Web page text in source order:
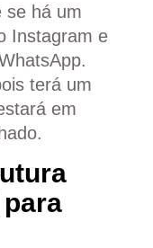
se há um
Instagram e
.
terá um
em